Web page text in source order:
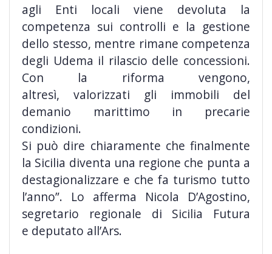
agli Enti locali viene devoluta la
competenza sui controlli e la gestione
dello stesso, mentre rimane competenza
degli Udema il rilascio delle concessioni.
Con la riforma vengono,
altresì, valorizzati gli immobili del
demanio marittimo in precarie
condizioni.
Si può dire chiaramente che finalmente
la Sicilia diventa una regione che punta a
destagionalizzare e che fa turismo tutto
l’anno”. Lo afferma Nicola D’Agostino,
segretario regionale di Sicilia Futura
e deputato all’Ars.